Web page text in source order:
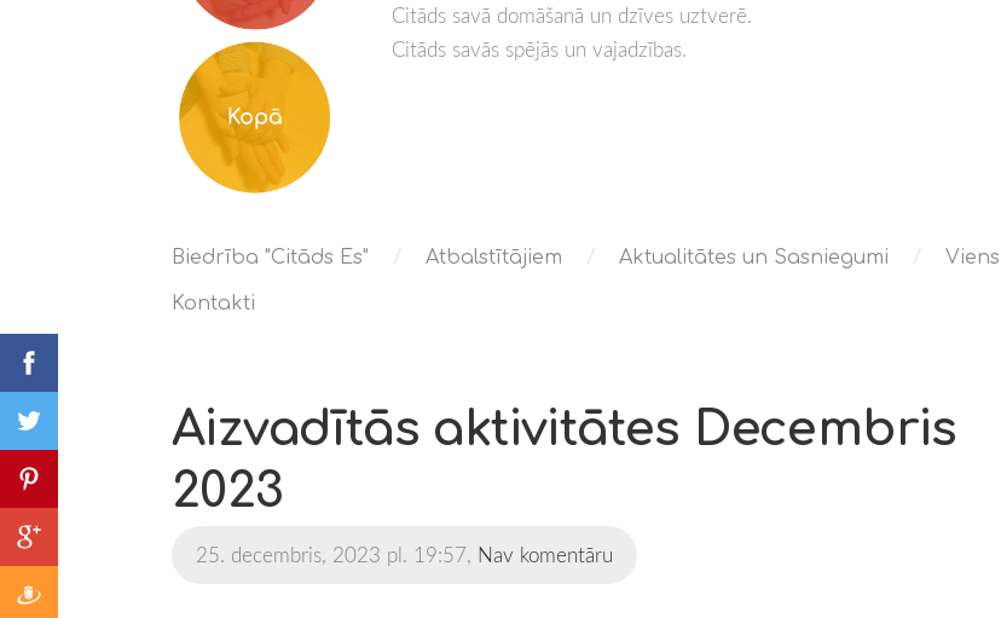
Citāds savā domāšanā un dzīves uztverē.
Citāds savās spējās un vajadzības.
Biedrība "Citāds Es" Atbalstītājiem Aktualitātes un Sasniegumi
Kontakti
Aizvadītās aktivitātes Decembris
2023
25. decembris, 2023 pl. 19:57, Nav komentāru